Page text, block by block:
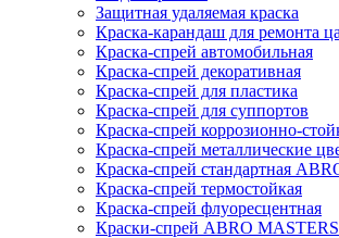
Защитная удаляемая краска
Краска-карандаш для ремонта
Краска-спрей автомобильная
Краска-спрей декоративная
Краска-спрей для пластика
Краска-спрей для суппортов
Краска-спрей коррозионно-
Краска-спрей металлические
Краска-спрей стандартная
Краска-спрей термостойкая
Краска-спрей флуоресцентная
Краски-спрей ABRO MASTERS